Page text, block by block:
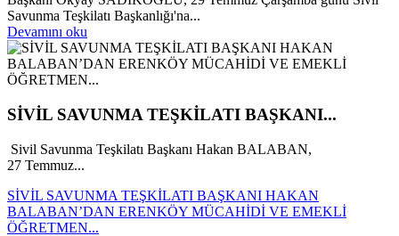
Savunma Teşkilatı Başkanlığı'na...
Devamını oku
SİVİL SAVUNMA TEŞKİLATI BAŞKANI...
Sivil Savunma Teşkilatı Başkanı Hakan BALABAN,
27 Temmuz...
SİVİL SAVUNMA TEŞKİLATI BAŞKANI HAKAN
BALABAN’DAN ERENKÖY MÜCAHİDİ VE EMEKLİ
ÖĞRETMEN...